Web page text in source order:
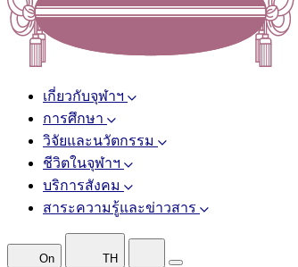
เกี่ยวกับจุฬาฯ
การศึกษา
วิจัยและนวัตกรรม
ชีวิตในจุฬาฯ
บริการสังคม
สาระความรู้และข่าวสาร
On TH